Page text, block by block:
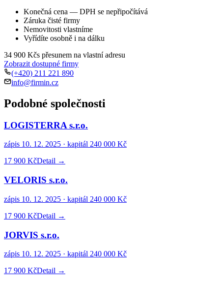
Konečná cena — DPH se nepřipočítává
Záruka čisté firmy
Nemovitosti vlastníme
Vyřídíte osobně i na dálku
34 900 Kčs přesunem na vlastní adresu
Zobrazit dostupné firmy
(+420) 211 221 890
info@firmin.cz
Podobné společnosti
LOGISTERRA s.r.o.
zápis 10. 12. 2025 · kapitál 240 000 Kč
17 900 KčDetail →
VELORIS s.r.o.
zápis 10. 12. 2025 · kapitál 240 000 Kč
17 900 KčDetail →
JORVIS s.r.o.
zápis 10. 12. 2025 · kapitál 240 000 Kč
17 900 KčDetail →